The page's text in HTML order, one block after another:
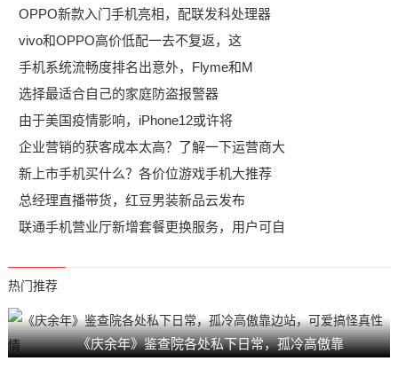
OPPO新款入门手机亮相，配联发科处理器
vivo和OPPO高价低配一去不复返，这
手机系统流畅度排名出意外，Flyme和M
选择最适合自己的家庭防盗报警器
由于美国疫情影响，iPhone12或许将
企业营销的获客成本太高？了解一下运营商大
新上市手机买什么？各价位游戏手机大推荐
总经理直播带货，红豆男装新品云发布
联通手机营业厅新增套餐更换服务，用户可自
热门推荐
《庆余年》鉴查院各处私下日常，孤冷高傲靠